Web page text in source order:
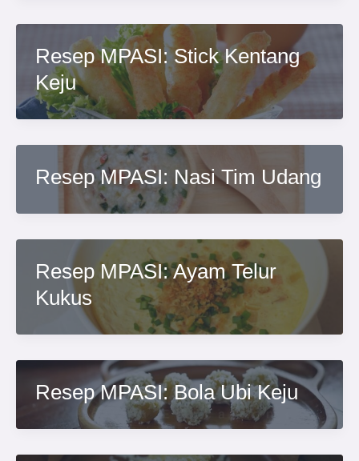
Resep MPASI: Stick Kentang
Keju
Resep MPASI: Nasi Tim Udang
Resep MPASI: Ayam Telur
Kukus
Resep MPASI: Bola Ubi Keju